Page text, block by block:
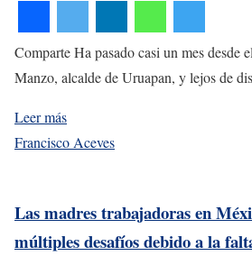
Comparte Ha pasado casi un mes desde
Manzo, alcalde de Uruapan, y lejos de
Leer más
Francisco Aceves
Las madres trabajadoras en
múltiples desafíos debido a la